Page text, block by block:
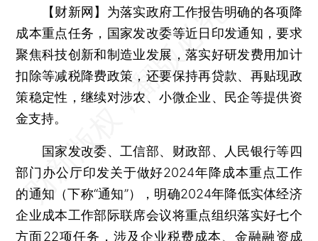
【财新网】 为落实政府工作报告明确的各项降
成本重点任务，国家发改委等近日印发通知，要求
聚焦科技创新和制造业发展，落实好研发费用加计
扣除等减税降费政策，还要保持再贷款、再贴现政
策稳定性，继续对涉农、小微企业、民企等提供资
金支持。
国家发改委、工信部、财政部、人民银行等四
部门办公厅印发关于做好2024年降成本重点工作
的通知（下称“通知”），明确2024年降低实体经济
企业成本工作部际联席会议将重点组织落实好七个
方面22项任务，涉及企业税费成本、金融融资成